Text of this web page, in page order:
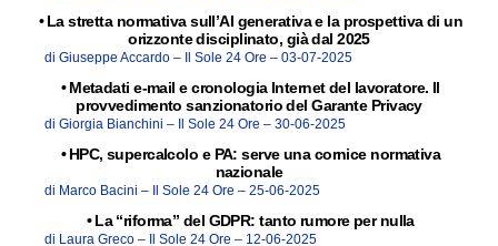
• La stretta normativa sull’AI generativa e la prospettiva di un
orizzonte disciplinato, già dal 2025
di Giuseppe Accardo – Il Sole 24 Ore – 03-07-2025
• Metadati e-mail e cronologia Internet del lavoratore. Il
provvedimento sanzionatorio del Garante Privacy
di Giorgia Bianchini – Il Sole 24 Ore – 30-06-2025
• HPC, supercalcolo e PA: serve una cornice normativa
nazionale
di Marco Bacini – Il Sole 24 Ore – 25-06-2025
• La “riforma” del GDPR: tanto rumore per nulla
di Laura Greco – Il Sole 24 Ore – 12-06-2025